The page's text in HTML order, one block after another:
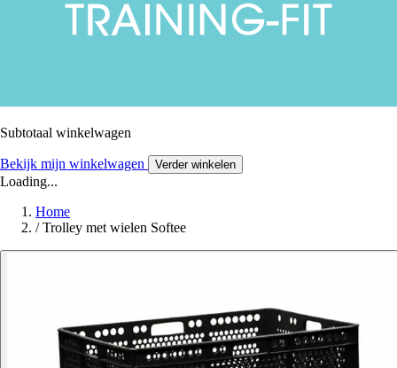
Subtotaal winkelwagen
Bekijk mijn winkelwagen Verder winkelen
Loading...
Home
/ Trolley met wielen Softee